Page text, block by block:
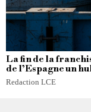
La fin de la
de l’Espagne un
Redaction LCE